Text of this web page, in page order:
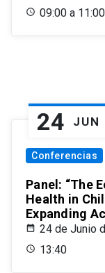
09:00 a 11:00
24 JUN
Conferencias
Panel: “The
Health in
Expanding
24 de Junio
13:40